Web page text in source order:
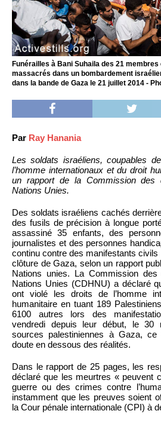
Funérailles à Bani Suhaila des 21
massacrés dans un bombardement
dans la bande de Gaza le 21 juillet 2014 -
Par Ray Hanania
Les soldats israéliens, coupables
l’homme internationaux et du droit
un rapport de la Commission des
Nations Unies.
Des soldats israéliens cachés
des fusils de précision à longue
assassiné 35 enfants, des
journalistes et des personnes
continu contre des manifestants civils
clôture de Gaza, selon un rapport
Nations unies. La Commission des
Nations Unies (CDHNU) a déclaré
ont violé les droits de l’homme
humanitaire en tuant 189
6100 autres lors des
vendredi depuis leur début, le 30
sources palestiniennes à Gaza,
doute en dessous des réalités.
Dans le rapport de 25 pages, les
déclaré que les meurtres « peuvent
guerre ou des crimes contre
instamment que les preuves soient
la Cour pénale internationale (CPI) à